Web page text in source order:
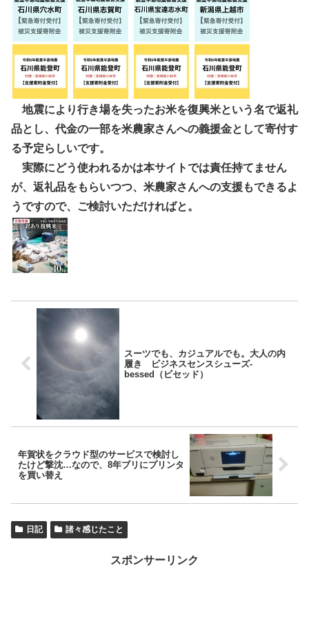
地震により行き場を失ったお米を復興米という名で返礼
品とし、代金の一部を米農家さんへの義援金として寄付す
る予定らしいです。
実際にどう使われるかは本サイトでは責任持てません
が、返礼品をもらいつつ、米農家さんへの支援もできるよ
うですので、ご検討いただければと。
スーツでも、カジュアルでも。大人の内
履き ビジネスセンスシューズ-
bessed（ビセッド）
年賀状をクラウド型のサービスで検討し
たけど撃沈…なので、8年ブリにプリンタ
を買い替え
日記 諸々感じたこと
スポンサーリンク